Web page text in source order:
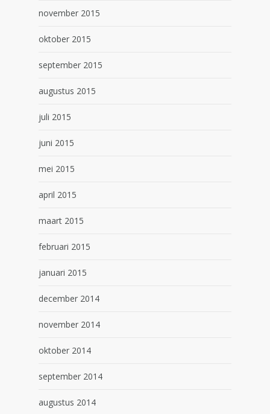
november 2015
oktober 2015
september 2015
augustus 2015
juli 2015
juni 2015
mei 2015
april 2015
maart 2015
februari 2015
januari 2015
december 2014
november 2014
oktober 2014
september 2014
augustus 2014